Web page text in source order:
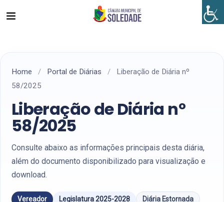
Home / Portal de Diárias /
Liberação de Diária nº
58/2025
Liberação de Diária nº
58/2025
Consulte abaixo as informações principais desta diária,
além do documento disponibilizado para visualização e
download.
Vereador Legislatura 2025-2028 Diária Estornada